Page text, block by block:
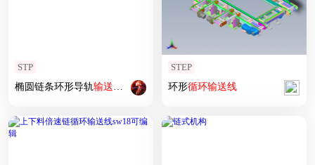
STP
椭圆链条环形导轨输送线 468宽 线
STEP
环形循环输送线